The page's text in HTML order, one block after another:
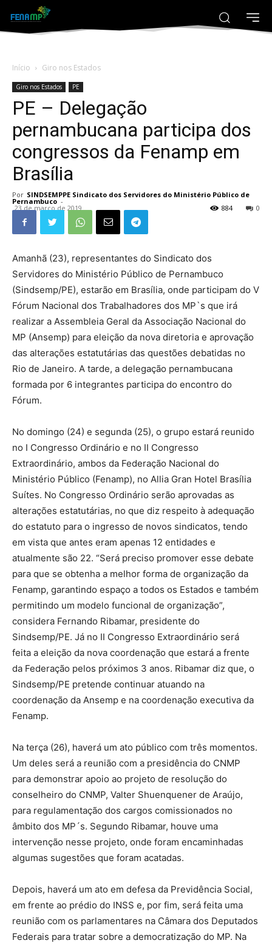
Início Giro nos Estados
Giro nos Estados PE
PE – Delegação
pernambucana participa dos
congressos da Fenamp em
Brasília
Por SINDSEMPPE Sindicato dos Servidores do Ministério Público de
Pernambuco -
23 de março de 2019 0
884
Amanhã (23), representantes do Sindicato dos
Servidores do Ministério Público de Pernambuco
(Sindsemp/PE), estarão em Brasília, onde participam do V
Fórum Nacional dos Trabalhadores dos MP`s que irá
realizar a Assembleia Geral da Associação Nacional do
MP (Ansemp) para eleição da nova diretoria e aprovação
das alterações estatutárias das questões debatidas no
Rio de Janeiro. A tarde, a delegação pernambucana
formada por 6 integrantes participa do encontro do
Fórum.
No domingo (24) e segunda (25), o grupo estará reunido
no I Congresso Ordinário e no II Congresso
Extraordinário, ambos da Federação Nacional do
Ministério Público (Fenamp), no Allia Gran Hotel Brasília
Suítes. No Congresso Ordinário serão aprovadas as
alterações estatutárias, no que diz respeito à adequação
do estatuto para o ingresso de novos sindicatos, tendo
em vista que antes eram apenas 12 entidades e
atualmente são 22. “Será preciso promover esse debate
para que se obtenha a melhor forma de organização da
Fenamp, garantindo espaço a todos os Estados e também
permitindo um modelo funcional de organização”,
considera Fernando Ribamar, presidente do
Sindsemp/PE. Já no II Congresso Extraordinário será
feita a eleição da nova coordenação que estará a frente
da Federação pelos próximos 3 anos. Ribamar diz que, o
Sindsemp/PE pretende continuar atuando na
coordenação da Ansemp e na coordenação executiva da
Fenamp.
Na terça (26), haverá um ato público com três momentos.
Um deles será a reunião com a presidência do CNMP
para demonstrar apoio ao projeto de resolução do
conselheiro do CNMP, Valter Shuenquener de Araújo,
para regulamentação dos cargos comissionados no
âmbito dos MP´s. Segundo Ribamar, houve uma
intervenção nesse projeto, onde foram encaminhadas
algumas sugestões que foram acatadas.
Depois, haverá um ato em defesa da Previdência Social,
em frente ao prédio do INSS e, por fim, será feita uma
reunião com os parlamentares na Câmara dos Deputados
Federais para tratar sobre a democratização do MP. Na